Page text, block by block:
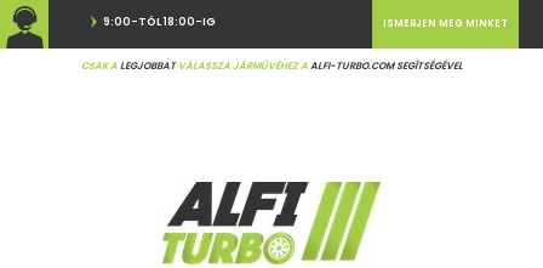
9:00-TÓL 18:00-IG
CSAK ALEGJOBBATVÁLASSZA JÁRMŰVÉHEZ AALFI-TURBO.COM SEGÍTSÉGÉVEL
ISMERJEN MEG MINKET